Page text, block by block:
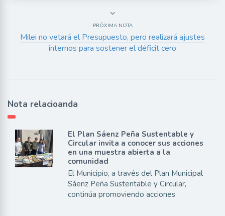
PRÓXIMA NOTA
Milei no vetará el Presupuesto, pero realizará ajustes
internos para sostener el déficit cero
Nota relacioanda
El Plan Sáenz Peña Sustentable y
Circular invita a conocer sus acciones
en una muestra abierta a la
comunidad
El Municipio, a través del Plan Municipal
Sáenz Peña Sustentable y Circular,
continúa promoviendo acciones